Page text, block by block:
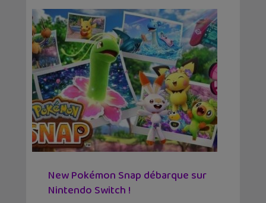
New Pokémon Snap débarque sur
Nintendo Switch !